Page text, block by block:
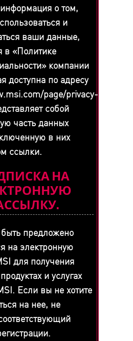
о том,
и
ваши данные,
в «Политике
компании
доступна по адресу
page/privacy-
собой
часть данных
в них
ссылки.
НА
предложено
на электронную
для получения
и услугах
Если вы не хотите
на нее, не